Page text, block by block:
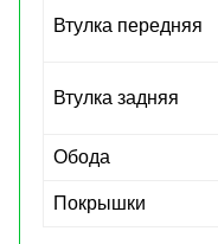
Втулка передняя
Втулка задняя
Обода
Покрышки